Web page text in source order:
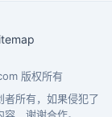
版权所有
者所有，如果侵犯了